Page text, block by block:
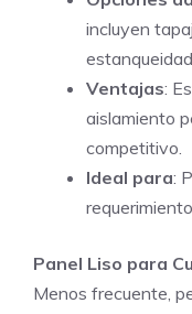
incluyen
Ventajas:
aislamiento
competitivo.
Ideal para:
Panel Liso para
Menos frecuente,